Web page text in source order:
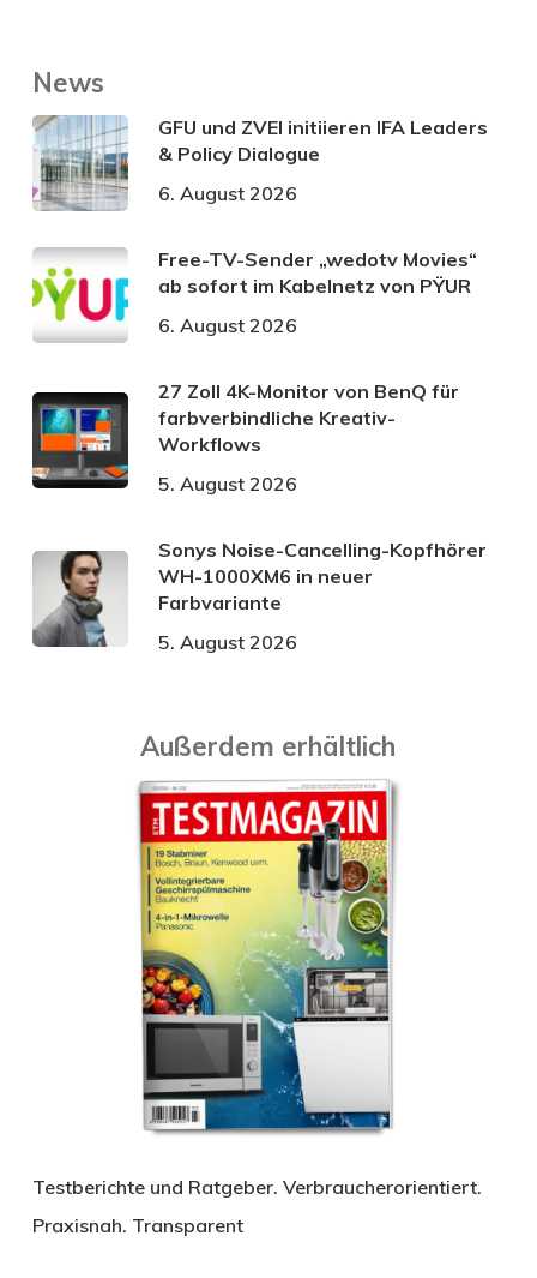
News
GFU und ZVEI initiieren IFA Leaders
& Policy Dialogue
6. August 2026
Free-TV-Sender „wedotv Movies“
ab sofort im Kabelnetz von PŸUR
6. August 2026
27 Zoll 4K-Monitor von BenQ für
farbverbindliche Kreativ-
Workflows
5. August 2026
Sonys Noise-Cancelling-Kopfhörer
WH-1000XM6 in neuer
Farbvariante
5. August 2026
Außerdem erhältlich
Testberichte und Ratgeber. Verbraucherorientiert.
Praxisnah. Transparent